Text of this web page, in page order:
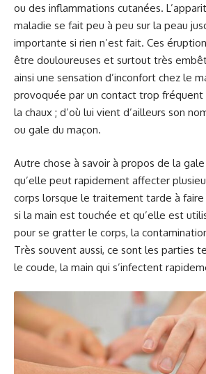
ou des inflammations cutanées.
maladie se fait peu à peu sur la peau
importante si rien n’est fait. Ces
être douloureuses et surtout très
ainsi une sensation d’inconfort chez le
provoquée par un contact trop fréquent
la chaux ; d’où lui vient d’ailleurs son
ou gale du maçon.
Autre chose à savoir à propos de la
qu’elle peut rapidement affecter
corps lorsque le traitement tarde à
si la main est touchée et qu’elle est
pour se gratter le corps, la
Très souvent aussi, ce sont les parties
le coude, la main qui s’infectent